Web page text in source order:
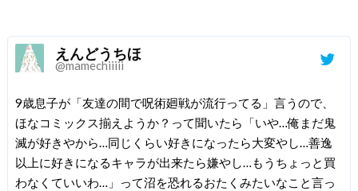
えんどうちほ
@mamechiiiii
9歳息子が「友達の間で呪術廻戦が流行ってる」言うので、
ほなコミックス揃えようか？って聞いたら「いや…俺まだ鬼
滅が好きやから…同じくらい好きになったら大変やし…善逸
以上に好きになるキャラが出来たら嫌やし…もうちょっと買
わなくていいわ…」って沼を恐れるおたくみたいなこと言っ